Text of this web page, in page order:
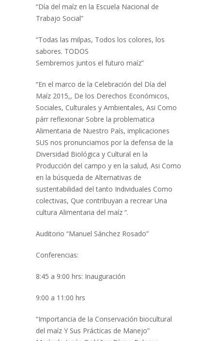
“Día del maíz en la Escuela Nacional de
Trabajo Social”
“Todas las milpas, Todos los colores, los
sabores. TODOS
Sembremos juntos el futuro maíz”
“En el marco de la Celebración del Día del
Maíz 2015,, De los Derechos Económicos,
Sociales, Culturales y Ambientales, Asi Como
párr reflexionar Sobre la problematica
Alimentaria de Nuestro País, implicaciones
SUS nos pronunciamos por la defensa de la
Diversidad Biológica y Cultural en la
Producción del campo y en la salud, Asi Como
en la búsqueda de Alternativas de
sustentabilidad del tanto Individuales Como
colectivas, Que contribuyan a recrear Una
cultura Alimentaria del maíz “.
Auditorio “Manuel Sánchez Rosado”
Conferencias:
8:45 a 9:00 hrs: Inauguración
9:00 a 11:00 hrs
“Importancia de la Conservación biocultural
del maíz Y Sus Prácticas de Manejo”